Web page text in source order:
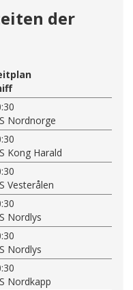
der
Nordnorge
Kong Harald
Vesterålen
Nordlys
Nordlys
Nordkapp